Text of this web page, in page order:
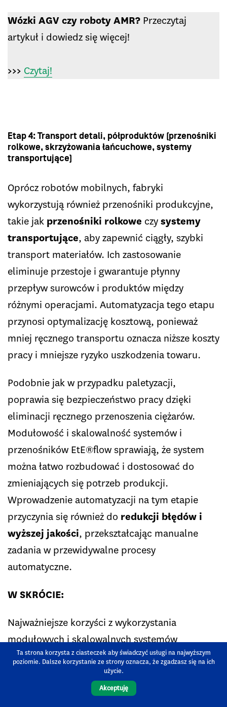
Wózki AGV czy roboty AMR? Przeczytaj
artykuł i dowiedz się więcej!
>>> Czytaj!
Etap 4: Transport detali, półproduktów (przenośniki
rolkowe, skrzyżowania łańcuchowe, systemy
transportujące)
Oprócz robotów mobilnych, fabryki
wykorzystują również przenośniki produkcyjne,
takie jak przenośniki rolkowe czysystemy
transportujące, aby zapewnić ciągły, szybki
transport materiałów. Ich zastosowanie
eliminuje przestoje i gwarantuje płynny
przepływ surowców i produktów między
różnymi operacjami. Automatyzacja tego etapu
przynosi optymalizację kosztową, ponieważ
mniej ręcznego transportu oznacza niższe koszty
pracy i mniejsze ryzyko uszkodzenia towaru.
Podobnie jak w przypadku paletyzacji,
poprawia się bezpieczeństwo pracy dzięki
eliminacji ręcznego przenoszenia ciężarów.
Modułowość i skalowalność systemów i
przenośników EtE®flow sprawiają, że system
można łatwo rozbudować i dostosować do
zmieniających się potrzeb produkcji.
Wprowadzenie automatyzacji na tym etapie
przyczynia się również do redukcji błędów i
wyższej jakości, przekształcając manualne
zadania w przewidywalne procesy
automatyczne.
W SKRÓCIE:
Najważniejsze korzyści z wykorzystania
modułowych i skalowalnych systemów
transportu wewnątrzzakładowego EtE®flow:
Łatwe rozszerzanie i dostosowywanie systemu
do rosnących potrzeb produkcyjnych czy
Ta strona korzysta z ciasteczek aby świadczyć usługi na najwyższym
poziomie. Dalsze korzystanie ze strony oznacza, że zgadzasz się na ich
użycie.
Akceptuję